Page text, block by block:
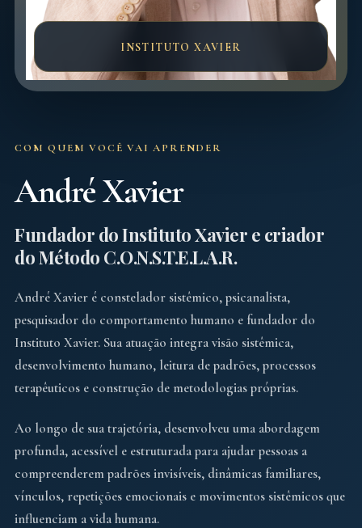
INSTITUTO XAVIER
COM QUEM VOCÊ VAI APRENDER
André Xavier
Fundador do Instituto Xavier e criador
do Método C.O.N.S.T.E.L.A.R.
André Xavier é constelador sistêmico, psicanalista,
pesquisador do comportamento humano e fundador do
Instituto Xavier. Sua atuação integra visão sistêmica,
desenvolvimento humano, leitura de padrões, processos
terapêuticos e construção de metodologias próprias.
Ao longo de sua trajetória, desenvolveu uma abordagem
profunda, acessível e estruturada para ajudar pessoas a
compreenderem padrões invisíveis, dinâmicas familiares,
vínculos, repetições emocionais e movimentos sistêmicos que
influenciam a vida humana.